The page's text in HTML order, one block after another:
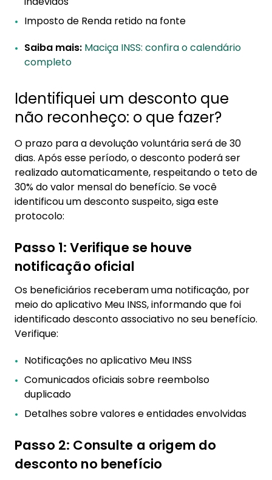
Imposto de Renda retido na fonte
Saiba mais: Maciça INSS: confira o calendário
completo
Identifiquei um desconto que
não reconheço: o que fazer?
O prazo para a devolução voluntária será de 30
dias. Após esse período, o desconto poderá ser
realizado automaticamente, respeitando o teto de
30% do valor mensal do benefício. Se você
identificou um desconto suspeito, siga este
protocolo:
Passo 1: Verifique se houve
notificação oficial
Os beneficiários receberam uma notificação, por
meio do aplicativo Meu INSS, informando que foi
identificado desconto associativo no seu benefício.
Verifique:
Notificações no aplicativo Meu INSS
Comunicados oficiais sobre reembolso
duplicado
Detalhes sobre valores e entidades envolvidas
Passo 2: Consulte a origem do
desconto no benefício